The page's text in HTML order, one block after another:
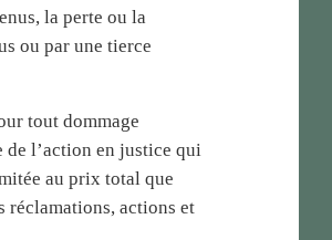
la perte ou la
ou par une tierce
tout dommage
l’action en justice qui
au prix total que
réclamations, actions et